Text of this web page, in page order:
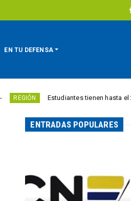
EN TU DEFENSA
Estudiantes tienen hasta el 28 de
ENTRADAS POPULARES